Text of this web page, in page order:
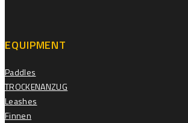
EQUIPMENT
Paddles
TROCKENANZUG
Leashes
Finnen